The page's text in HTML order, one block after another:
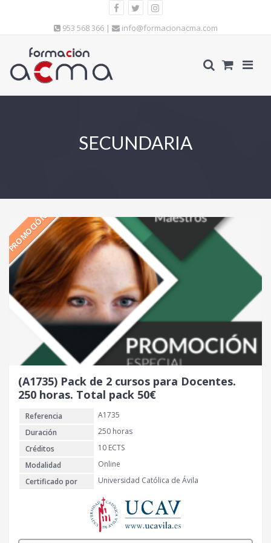
953 568 366 | info@formacionacma.com
SECUNDARIA
PROMOCIÓN
(A1735) Pack de 2 cursos para Docentes.
250 horas. Total pack 50€
Referencia
A1735
Duración
250 horas
Créditos
10 ECTS
Modalidad
Online
Certificado por
Universidad Católica de Ávila